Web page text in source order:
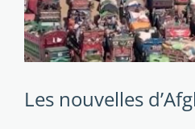
Les nouvelles